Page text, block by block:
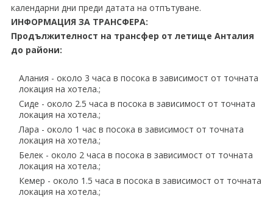
календарни дни преди датата на отпътуване.
ИНФОРМАЦИЯ ЗА ТРАНСФЕРА:
Продължителност на трансфер от летище Анталия
до райони:
Алания - около 3 часа в посока в зависимост от точната
локация на хотела.;
Сиде - около 2.5 часа в посока в зависимост от точната
локация на хотела.;
Лара - около 1 час в посока в зависимост от точната
локация на хотела.;
Белек - около 2 часа в посока в зависимост от точната
локация на хотела.;
Кемер - около 1.5 часа в посока в зависимост от точната
локация на хотела.;